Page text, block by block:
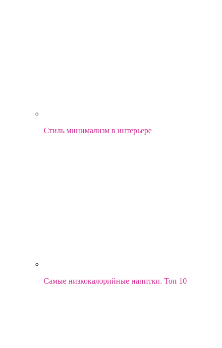
Стиль минимализм в интерьере
Самые низкокалорийные напитки. Топ 10